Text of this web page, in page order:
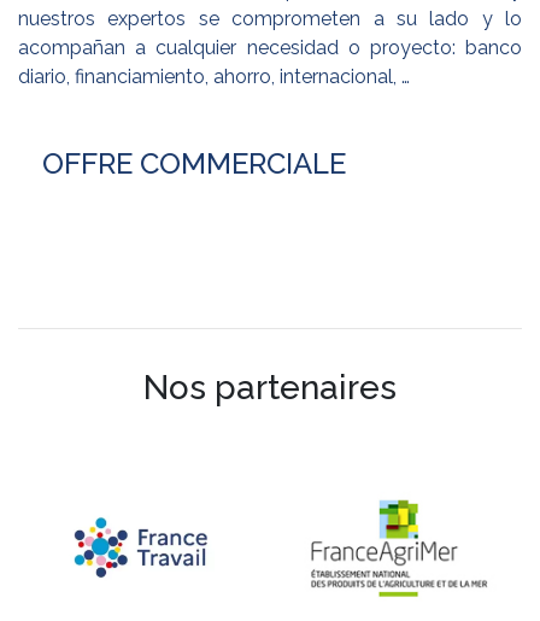
nuestros expertos se comprometen a su lado y lo
acompañan a cualquier necesidad o proyecto: banco
diario, financiamiento, ahorro, internacional, …
OFFRE COMMERCIALE
Nos partenaires